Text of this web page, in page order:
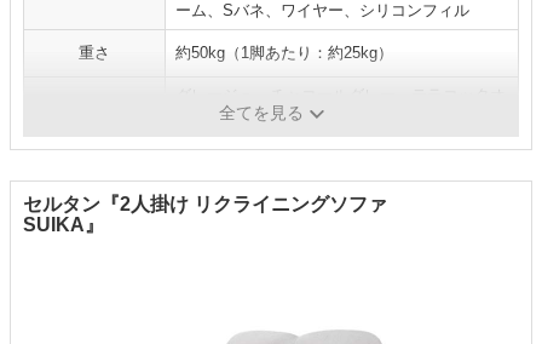
ーム、Sバネ、ワイヤー、シリコンフィル
重さ 約50kg（1脚あたり：約25kg）
レンジ、ライトグレー、セージグリーン
全てを見る
セルタン『2人掛け リクライニングソファ
SUIKA』